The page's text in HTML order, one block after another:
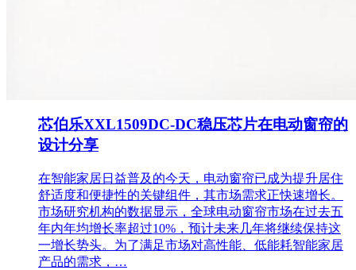
芯伯乐XXL1509DC-DC稳压芯片在电动窗帘的
设计分享
在智能家居日益普及的今天，电动窗帘已成为提升居住
舒适度和便捷性的关键组件，其市场需求正快速增长。
市场研究机构的数据显示，全球电动窗帘市场在过去五
年内年均增长率超过10%，预计未来几年将继续保持这
一增长势头。为了满足市场对高性能、低能耗智能家居
产品的需求，…